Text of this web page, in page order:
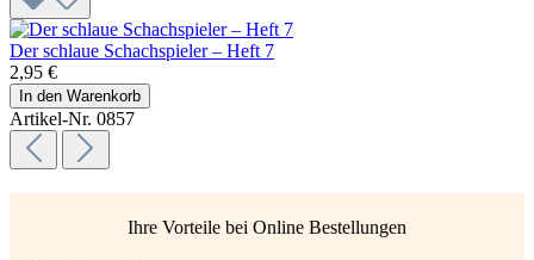
Der schlaue Schachspieler – Heft 7
2,95 €
In den Warenkorb
Artikel-Nr. 0857
Ihre Vorteile bei Online Bestellungen